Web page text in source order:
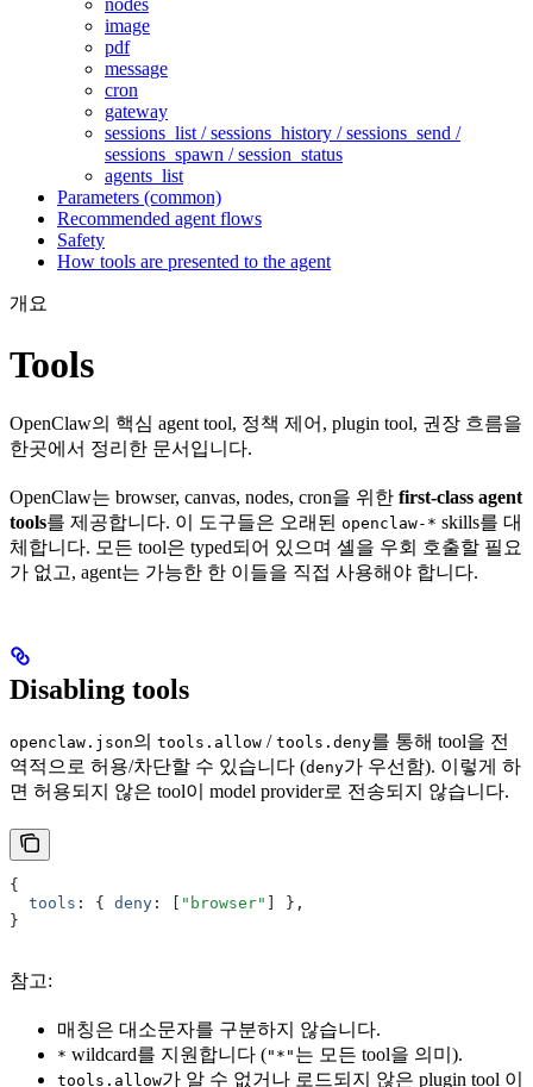
nodes
image
pdf
message
cron
gateway
sessions_list / sessions_history / sessions_send /
sessions_spawn / session_status
agents_list
Parameters (common)
Recommended agent flows
Safety
How tools are presented to the agent
개요
Tools
OpenClaw의 핵심 agent tool, 정책 제어, plugin tool, 권장 흐름을
한곳에서 정리한 문서입니다.
OpenClaw는 browser, canvas, nodes, cron을 위한 first-class agent
tools를 제공합니다. 이 도구들은 오래된 openclaw-* skills를 대
체합니다. 모든 tool은 typed되어 있으며 셸을 우회 호출할 필요
가 없고, agent는 가능한 한 이들을 직접 사용해야 합니다.
Disabling tools
openclaw.json의 tools.allow / tools.deny를 통해 tool을 전
역적으로 허용/차단할 수 있습니다 (deny가 우선함). 이렇게 하
면 허용되지 않은 tool이 model provider로 전송되지 않습니다.
{
  tools
: { deny : "browser" ] } ,
}
참고:
매칭은 대소문자를 구분하지 않습니다.
* wildcard를 지원합니다 ("*" 는 모든 tool을 의미).
tools.allow가 알 수 없거나 로드되지 않은 plugin tool 이